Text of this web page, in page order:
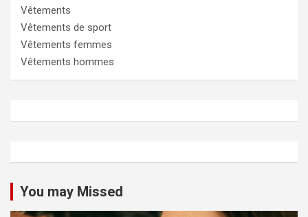
Vêtements
Vêtements de sport
Vêtements femmes
Vêtements hommes
You may Missed